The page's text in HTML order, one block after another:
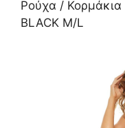
Ρούχα / Κορμάκια
BLACK M/L